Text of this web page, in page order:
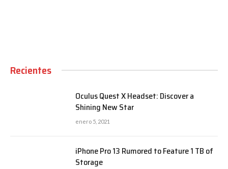
Recientes
Oculus Quest X Headset: Discover a
Shining New Star
enero 5, 2021
iPhone Pro 13 Rumored to Feature 1 TB of
Storage